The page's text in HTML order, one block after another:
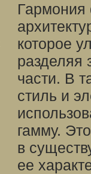
которое
разделяя
части. В
стиль и
гамму.
в
ее